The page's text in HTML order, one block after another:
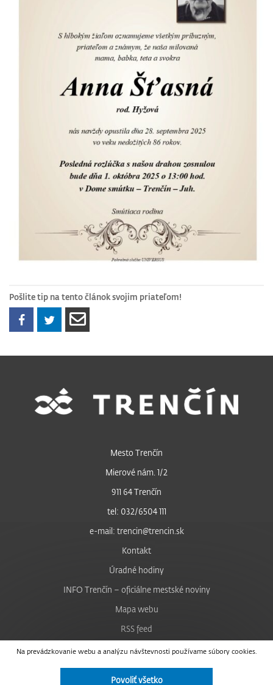
Pošlite tip na tento článok svojim priateľom!
Na prevádzkovanie webu a analýzu návštevnosti používame súbory cookies.
Povoliť všetko
Mesto Trenčín
Mierové nám. 1/2
911 64 Trenčín
tel: 032/6504 111
e-mail: trencin@trencin.sk
Kontakt
Úradné hodiny
INFO Trenčín – oficiálne mestské noviny
Mapa webu
RSS feed
Nastavenie cookies
Facebook